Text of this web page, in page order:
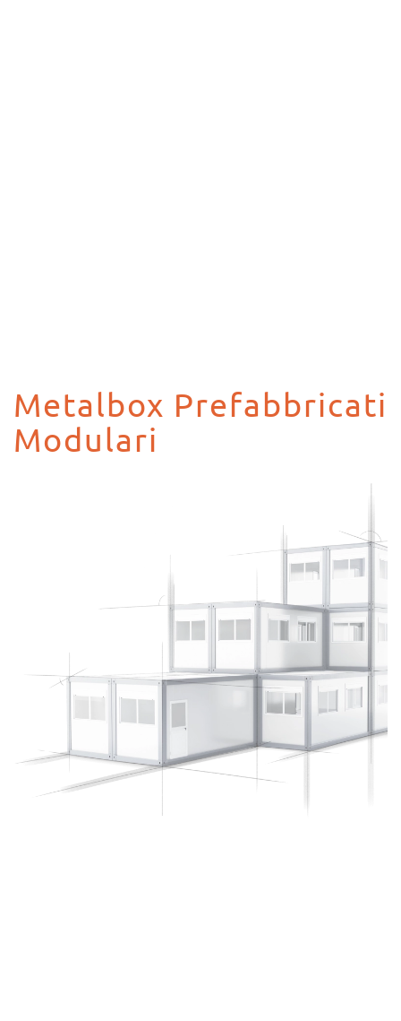
Metalbox Prefabbricati
Modulari